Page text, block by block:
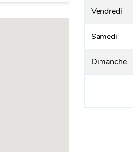
Vendredi
Samedi
Dimanche